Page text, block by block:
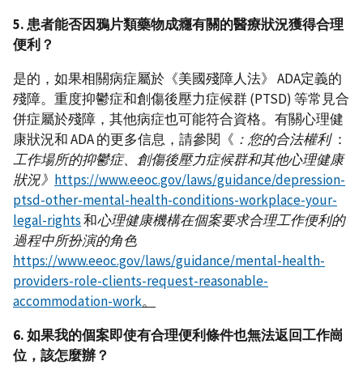
5. 患者能否因鴉片類藥物成癮有關的醫療狀況獲得合理
便利？
是的，如果相關病症屬於《美國殘障人法》 ADA定義的
殘障。重度抑鬱症和創傷後壓力症候群 (PTSD) 等常見合
併症屬於殘障，其他病症也可能符合資格。有關心理健
康狀況和 ADA 的更多信息，請參閱《 ：您的合法權利：
工作場所的抑鬱症、創傷後壓力症候群和其他心理健康
狀況》 https://www.eeoc.gov/laws/guidance/depression-
ptsd-other-mental-health-conditions-workplace-your-
legal-rights和心理健康機構在個案要求合理工作便利的
過程中所扮演的角色
https://www.eeoc.gov/laws/guidance/mental-health-
providers-role-clients-request-reasonable-
accommodation-work。
6. 如果我的個案即使有合理便利條件也無法返回工作崗
位，該怎麼辦？